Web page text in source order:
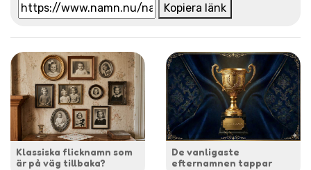
Kopiera länk
Klassiska flicknamn som
är på väg tillbaka?
De vanligaste
efternamnen tappar